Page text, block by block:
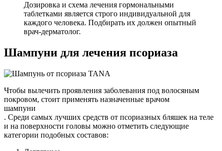
Дозировка и схема лечения гормональными
таблетками является строго индивидуальной для
каждого человека. Подбирать их должен опытный
врач-дерматолог.
Шампуни для лечения псориаза
Чтобы вылечить проявления заболевания под волосяным
покровом, стоит применять назначенные врачом
шампуни
. Среди самых лучших средств от псориазных бляшек на теле
и на поверхности головы можно отметить следующие
категории подобных составов: